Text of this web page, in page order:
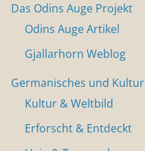
Das Odins Auge Projekt
Odins Auge Artikel
Gjallarhorn Weblog
Germanisches und
Kultur & Weltbild
Erforscht & Entdeckt